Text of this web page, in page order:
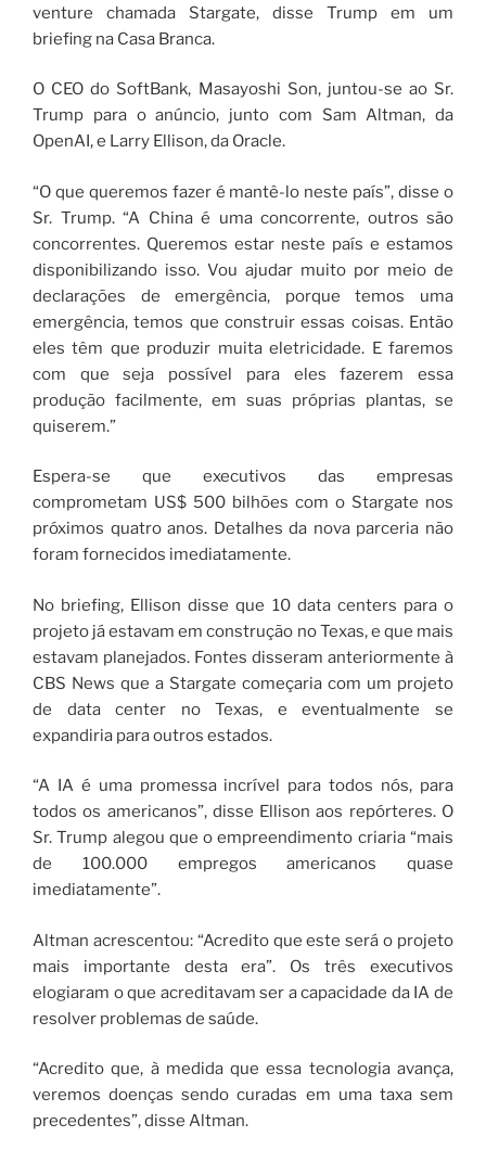
venture chamada Stargate, disse Trump em um
briefing na Casa Branca.
O CEO do SoftBank, Masayoshi Son, juntou-se ao Sr.
Trump para o anúncio, junto com Sam Altman, da
OpenAI, e Larry Ellison, da Oracle.
“O que queremos fazer é mantê-lo neste país”, disse o
Sr. Trump. “A China é uma concorrente, outros são
concorrentes. Queremos estar neste país e estamos
disponibilizando isso. Vou ajudar muito por meio de
declarações de emergência, porque temos uma
emergência, temos que construir essas coisas. Então
eles têm que produzir muita eletricidade. E faremos
com que seja possível para eles fazerem essa
produção facilmente, em suas próprias plantas, se
quiserem.”
Espera-se que executivos das empresas
comprometam US$ 500 bilhões com o Stargate nos
próximos quatro anos. Detalhes da nova parceria não
foram fornecidos imediatamente.
No briefing, Ellison disse que 10 data centers para o
projeto já estavam em construção no Texas, e que mais
estavam planejados. Fontes disseram anteriormente à
CBS News que a Stargate começaria com um projeto
de data center no Texas, e eventualmente se
expandiria para outros estados.
“A IA é uma promessa incrível para todos nós, para
todos os americanos”, disse Ellison aos repórteres. O
Sr. Trump alegou que o empreendimento criaria “mais
de 100.000 empregos americanos quase
imediatamente”.
Altman acrescentou: “Acredito que este será o projeto
mais importante desta era”. Os três executivos
elogiaram o que acreditavam ser a capacidade da IA ​​de
resolver problemas de saúde.
“Acredito que, à medida que essa tecnologia avança,
veremos doenças sendo curadas em uma taxa sem
precedentes”, disse Altman.